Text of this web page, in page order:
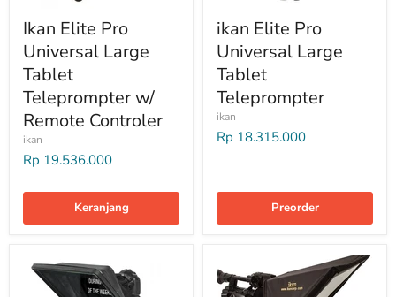
Ikan Elite Pro
Universal Large
Tablet
Teleprompter w/
Remote Controler
ikan
Rp 19.536.000
Keranjang
ikan Elite Pro
Universal Large
Tablet
Teleprompter
ikan
Rp 18.315.000
Preorder